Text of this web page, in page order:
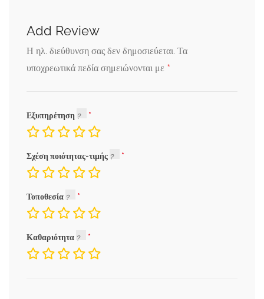
Add Review
Η ηλ. διεύθυνση σας δεν δημοσιεύεται. Τα
υποχρεωτικά πεδία σημειώνονται με *
Εξυπηρέτηση
Σχέση ποιότητας-τιμής
Τοποθεσία
Καθαριότητα